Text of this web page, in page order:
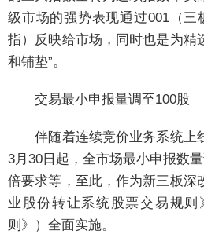
级市场的强势表现通过001（三
指）反映给市场，同时也是为精
和铺垫”。
交易最小申报量调至100股
伴随着连续竞价业务系统上
3月30日起，全市场最小申报数
倍要求等，至此，作为新三板深
业股份转让系统股票交易规
则》）全面实施。